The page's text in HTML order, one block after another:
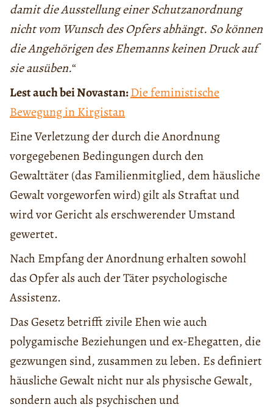
damit die Ausstellung einer Schutzanordnung
nicht vom Wunsch des Opfers abhängt. So können
die Angehörigen des Ehemanns keinen Druck auf
sie ausüben.“
Lest auch bei Novastan:Die feministische
Bewegung in Kirgistan
Eine Verletzung der durch die Anordnung
vorgegebenen Bedingungen durch den
Gewalttäter (das Familienmitglied, dem häusliche
Gewalt vorgeworfen wird) gilt als Straftat und
wird vor Gericht als erschwerender Umstand
gewertet.
Nach Empfang der Anordnung erhalten sowohl
das Opfer als auch der Täter psychologische
Assistenz.
Das Gesetz betrifft zivile Ehen wie auch
polygamische Beziehungen und ex-Ehegatten, die
gezwungen sind, zusammen zu leben. Es definiert
häusliche Gewalt nicht nur als physische Gewalt,
sondern auch als psychischen und